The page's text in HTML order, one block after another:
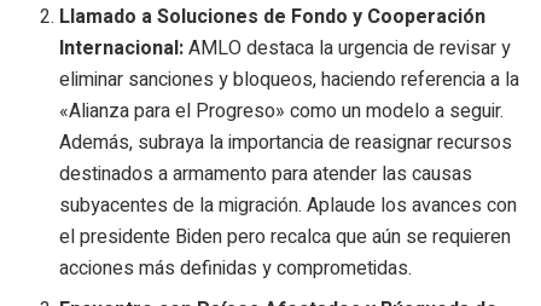
Llamado a Soluciones de Fondo y Cooperación
Internacional:AMLO destaca la urgencia de revisar y
eliminar sanciones y bloqueos, haciendo referencia a la
«Alianza para el Progreso» como un modelo a seguir.
Además, subraya la importancia de reasignar recursos
destinados a armamento para atender las causas
subyacentes de la migración. Aplaude los avances con
el presidente Biden pero recalca que aún se requieren
acciones más definidas y comprometidas.